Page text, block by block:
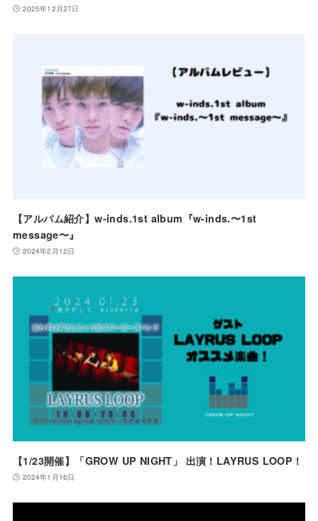
2025年12月27日
【アルバム紹介】w-inds.1st album『w-inds.〜1st
message〜』
2024年2月12日
【1/23開催】「GROW UP NIGHT」 出演！LAYRUS LOOP！
2024年1月16日